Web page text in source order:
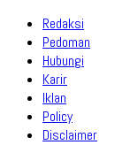
Redaksi
Pedoman
Hubungi
Karir
Iklan
Policy
Disclaimer